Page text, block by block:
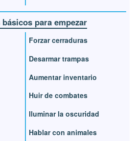
para empezar
Forzar cerraduras
Desarmar trampas
Aumentar inventario
Huir de combates
Iluminar la oscuridad
Hablar con animales